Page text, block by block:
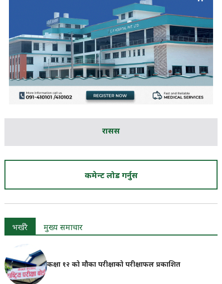
रासस
कमेन्ट लोड गर्नुस
भर्खरै मुख्य समाचार
कक्षा १२ को मौका परीक्षाको परीक्षाफल प्रकाशित